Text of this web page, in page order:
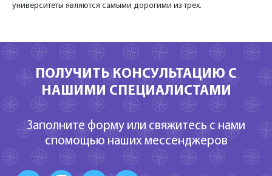
университеты являются самыми дорогими из трех.
ПОЛУЧИТЬ КОНСУЛЬТАЦИЮ С
НАШИМИ СПЕЦИАЛИСТАМИ
Заполните форму или свяжитесь с нами
спомощью наших мессенджеров